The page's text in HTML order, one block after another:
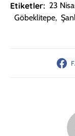
Etiketler: 23
Göbeklitepe,